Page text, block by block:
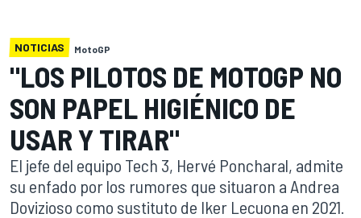
NOTICIAS MotoGP
"LOS PILOTOS DE MOTOGP NO
SON PAPEL HIGIÉNICO DE
USAR Y TIRAR"
El jefe del equipo Tech 3, Hervé Poncharal, admite
su enfado por los rumores que situaron a Andrea
Dovizioso como sustituto de Iker Lecuona en 2021.